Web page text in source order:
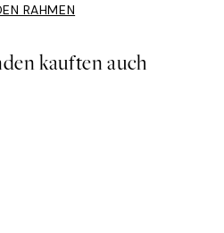
RAHMEN
kauften auch